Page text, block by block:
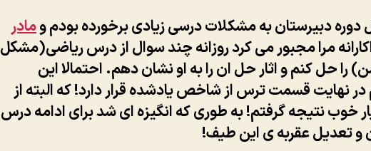
دوره دبیرستان به مشکلات درسی زیادی برخورده بودم ومادر
مرا مجبور می کرد روزانه چند سوال از درس ریاضی(مشکل
را حل کنم و اثار حل ان را به او نشان دهم. احتمالا این
نهایت قسمت ترس از شاخص یادشده قرار دارد! که البته از
خوب نتیجه گرفتم! به طوری که انگیزه ای شد برای ادامه درس
و تعدیل عقربه ی این طیف!